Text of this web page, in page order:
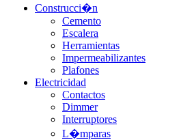
Construcci�n
Cemento
Escalera
Herramientas
Impermeabilizantes
Plafones
Electricidad
Contactos
Dimmer
Interruptores
L�mparas